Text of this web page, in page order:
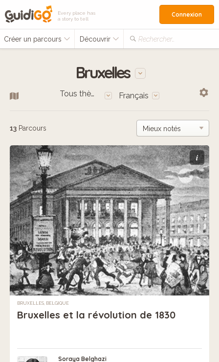
Every place has
a story to tell
Créer un parcours Découvrir Rechercher…
Connexion
Bruxelles
Tous thèmes Français
13 Parcours
i
BRUXELLES, BELGIQUE
Bruxelles et la révolution de 1830
Soraya Belghazi